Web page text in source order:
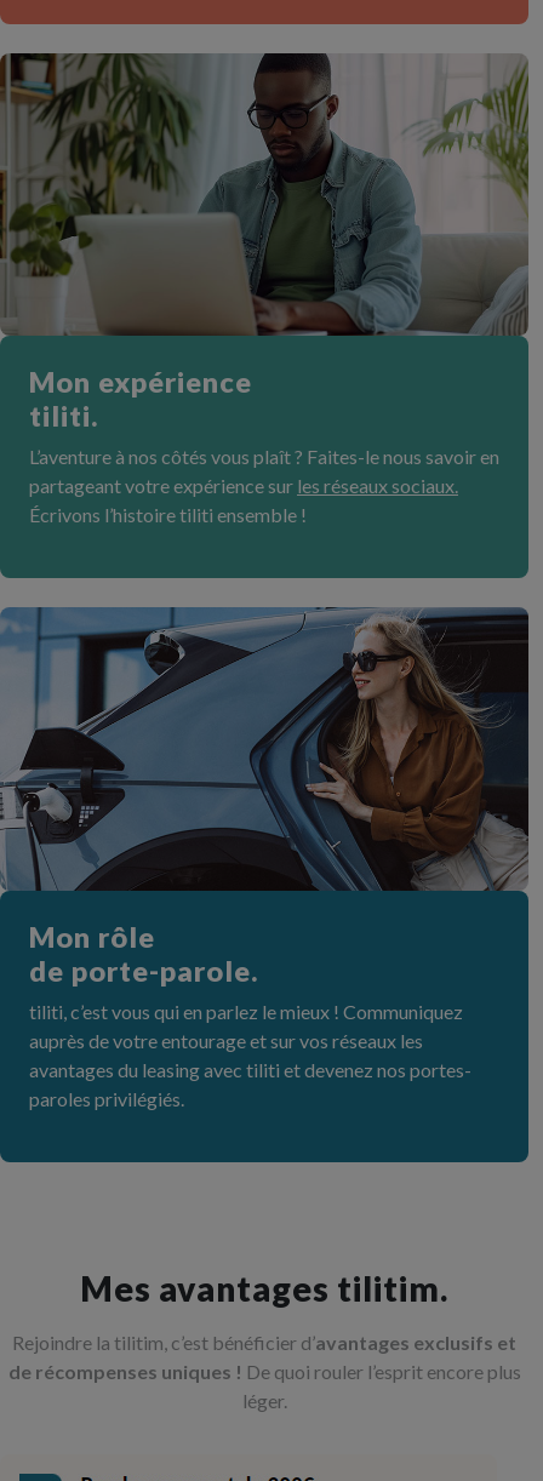
Mon expérience
tiliti.
L’aventure à nos côtés vous plaît ? Faites-le nous savoir en
partageant votre expérience sur les réseaux sociaux.
Écrivons l’histoire tiliti ensemble !
Mon rôle
de porte-parole.
tiliti, c’est vous qui en parlez le mieux ! Communiquez
auprès de votre entourage et sur vos réseaux les
avantages du leasing avec tiliti et devenez nos portes-
paroles privilégiés.
Mes avantages tilitim.
Rejoindre la tilitim, c’est bénéficier d’avantages exclusifs et
de récompenses uniques ! De quoi rouler l’esprit encore plus
léger.